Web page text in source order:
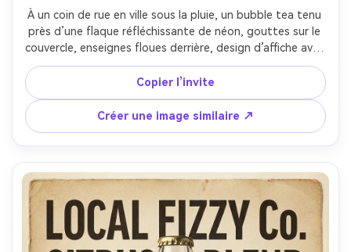
À un coin de rue en ville sous la pluie, un bubble tea tenu
près d’une flaque réfléchissante de néon, gouttes sur le
couvercle, enseignes floues derrière, design d’affiche avec
bande verticale forte pour le titre et QR, reflets humides
cinématographiques, colorimétrie bleu-vert, Nikon Z6 II,
50mm f/1.8, cadrage rapproché, ombres naturelles,
textures réalistes, haute résolution, mise au point nette
--ar 4:5
Copier l’invite
Créer une image similaire ↗